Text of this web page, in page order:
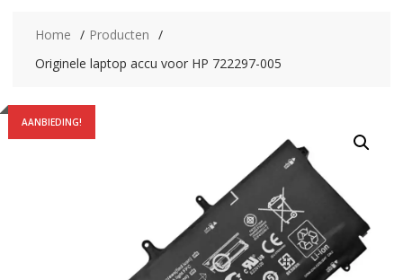
Home
Producten
Originele laptop accu voor HP 722297-005
AANBIEDING!